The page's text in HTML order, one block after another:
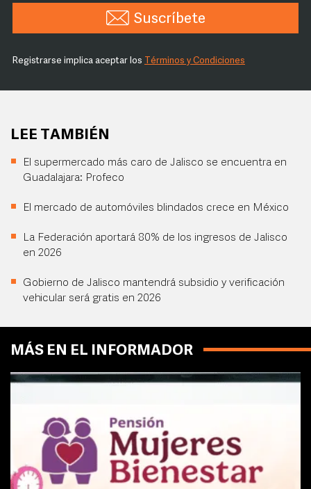
Suscríbete
Registrarse implica aceptar los Términos y Condiciones
LEE TAMBIÉN
El supermercado más caro de Jalisco se encuentra en
Guadalajara: Profeco
El mercado de automóviles blindados crece en México
La Federación aportará 80% de los ingresos de Jalisco
en 2026
Gobierno de Jalisco mantendrá subsidio y verificación
vehicular será gratis en 2026
MÁS EN EL INFORMADOR